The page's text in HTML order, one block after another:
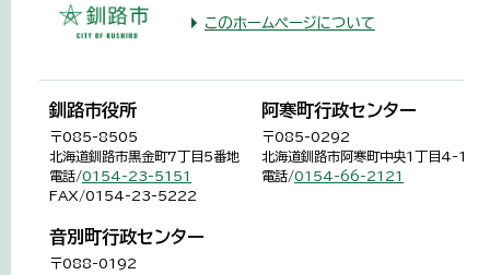
このホームページについて
釧路市役所
〒085-8505
北海道釧路市黒金町7丁目5番地
電話/0154-23-5151
FAX/0154-23-5222
阿寒町行政センター
〒085-0292
北海道釧路市阿寒町中央1丁目4-1
電話/0154-66-2121
音別町行政センター
〒088-0192